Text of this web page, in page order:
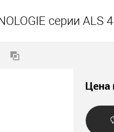
серии ALS 4
Цена